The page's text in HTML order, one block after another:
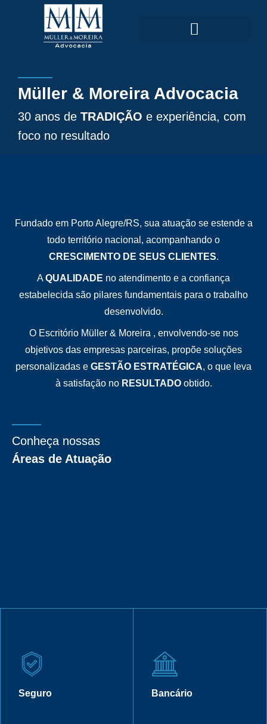
Müller & Moreira Advocacia
30 anos de TRADIÇÃO e experiência, com
foco no resultado
Fundado em Porto Alegre/RS, sua atuação se estende a
todo território nacional, acompanhando o
CRESCIMENTO DE SEUS CLIENTES.
AQUALIDADE no atendimento e a confiança
estabelecida são pilares fundamentais para o trabalho
desenvolvido.
O Escritório Müller & Moreira , envolvendo-se nos
objetivos das empresas parceiras, propõe soluções
personalizadas e GESTÃO ESTRATÉGICA, o que leva
à satisfação no RESULTADOobtido.
Conheça nossas
Áreas de Atuação
Seguro Bancário